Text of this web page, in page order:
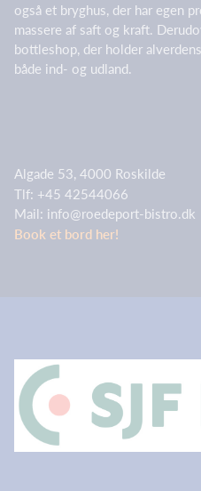
også et bryghus, der har egen
massere af saft og kraft.
bottleshop, der holder
både ind- og udland.
Algade 53, 4000 Roskilde
Tlf: +45 42544066
Mail: info@roedeport-bistro.dk
Book et bord her!